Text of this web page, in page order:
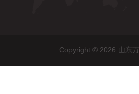
Copyright © 2026 山东